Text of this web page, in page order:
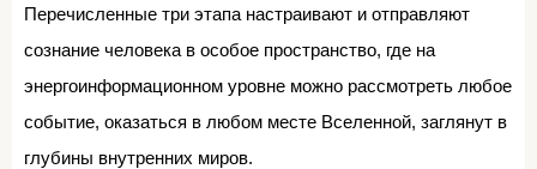
Перечисленные три этапа настраивают и отправляют
сознание человека в особое пространство, где на
энергоинформационном уровне можно рассмотреть любое
событие, оказаться в любом месте Вселенной, заглянут в
глубины внутренних миров.